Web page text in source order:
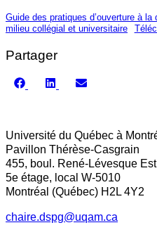
Guide des pratiques d’ouverture à
milieu collégial et universitaire
Partager
Share
ShareShare
Université du Québec à
Pavillon Thérèse-Casgrain
455, boul. René-Lévesque Est
5e étage, local W-5010
Montréal (Québec) H2L 4Y2
chaire.dspg@uqam.ca